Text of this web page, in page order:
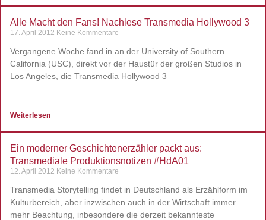
Alle Macht den Fans! Nachlese Transmedia Hollywood 3
17. April 2012 Keine Kommentare
Vergangene Woche fand in an der University of Southern
California (USC), direkt vor der Haustür der großen Studios in
Los Angeles, die Transmedia Hollywood 3
Weiterlesen
Ein moderner Geschichtenerzähler packt aus:
Transmediale Produktionsnotizen #HdA01
12. April 2012 Keine Kommentare
Transmedia Storytelling findet in Deutschland als Erzählform im
Kulturbereich, aber inzwischen auch in der Wirtschaft immer
mehr Beachtung, inbesondere die derzeit bekannteste